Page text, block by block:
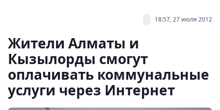
18:57, 27 июля 2012
Жители Алматы и
Кызылорды смогут
оплачивать коммунальные
услуги через Интернет